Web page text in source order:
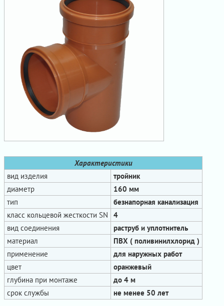
Характеристики
вид изделия
тройник
диаметр
160 мм
тип
безнапорная канализация
класс кольцевой жесткости SN
4
вид соединения
раструб и уплотнитель
материал
ПВХ ( поливинилхлорид )
применение
для наружных работ
цвет
оранжевый
глубина при монтаже
до 4 м
срок службы
не менее 50 лет